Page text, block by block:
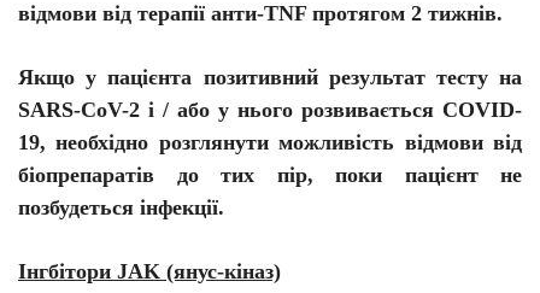
відмови від терапії анти-TNF протягом 2 тижнів.
Якщо у пацієнта позитивний результат тесту на
SARS-CoV-2 і / або у нього розвивається COVID-
19, необхідно розглянути можливість відмови від
біопрепаратів до тих пір, поки пацієнт не
позбудеться інфекції.
Інгбітори JAK (янус-кіназ)